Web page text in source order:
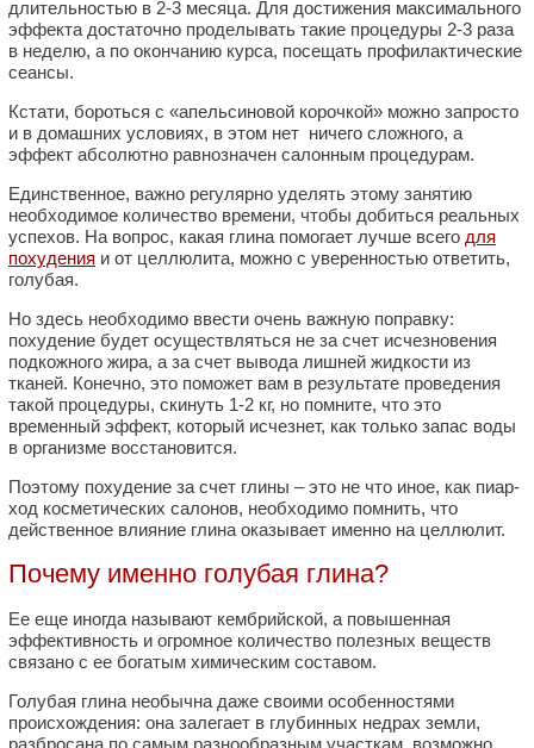
длительностью в 2-3 месяца. Для достижения максимального
эффекта достаточно проделывать такие процедуры 2-3 раза
в неделю, а по окончанию курса, посещать профилактические
сеансы.
Кстати, бороться с «апельсиновой корочкой» можно запросто
и в домашних условиях, в этом нет ничего сложного, а
эффект абсолютно равнозначен салонным процедурам.
Единственное, важно регулярно уделять этому занятию
необходимое количество времени, чтобы добиться реальных
успехов. На вопрос, какая глина помогает лучше всего для
похудения и от целлюлита, можно с уверенностью ответить,
голубая.
Но здесь необходимо ввести очень важную поправку:
похудение будет осуществляться не за счет исчезновения
подкожного жира, а за счет вывода лишней жидкости из
тканей. Конечно, это поможет вам в результате проведения
такой процедуры, скинуть 1-2 кг, но помните, что это
временный эффект, который исчезнет, как только запас воды
в организме восстановится.
Поэтому похудение за счет глины – это не что иное, как пиар-
ход косметических салонов, необходимо помнить, что
действенное влияние глина оказывает именно на целлюлит.
Почему именно голубая глина?
Ее еще иногда называют кембрийской, а повышенная
эффективность и огромное количество полезных веществ
связано с ее богатым химическим составом.
Голубая глина необычна даже своими особенностями
происхождения: она залегает в глубинных недрах земли,
разбросана по самым разнообразным участкам, возможно,